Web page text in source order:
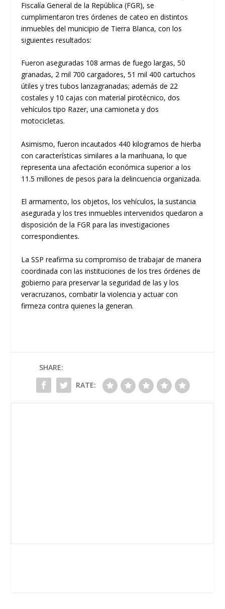
Fiscalía General de la República (FGR), se
cumplimentaron tres órdenes de cateo en distintos
inmuebles del municipio de Tierra Blanca, con los
siguientes resultados:
Fueron aseguradas 108 armas de fuego largas, 50
granadas, 2 mil 700 cargadores, 51 mil 400 cartuchos
útiles y tres tubos lanzagranadas; además de 22
costales y 10 cajas con material pirotécnico, dos
vehículos tipo Razer, una camioneta y dos
motocicletas.
Asimismo, fueron incautados 440 kilogramos de hierba
con características similares a la marihuana, lo que
representa una afectación económica superior a los
11.5 millones de pesos para la delincuencia organizada.
El armamento, los objetos, los vehículos, la sustancia
asegurada y los tres inmuebles intervenidos quedaron a
disposición de la FGR para las investigaciones
correspondientes.
La SSP reafirma su compromiso de trabajar de manera
coordinada con las instituciones de los tres órdenes de
gobierno para preservar la seguridad de las y los
veracruzanos, combatir la violencia y actuar con
firmeza contra quienes la generan.
SHARE:
RATE: